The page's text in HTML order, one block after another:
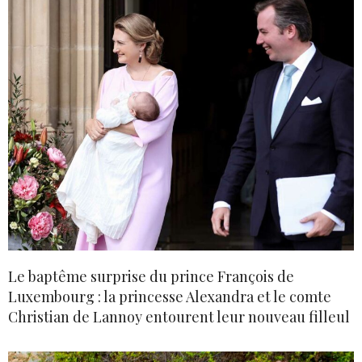
Le baptême surprise du prince François de
Luxembourg : la princesse Alexandra et le comte
Christian de Lannoy entourent leur nouveau filleul